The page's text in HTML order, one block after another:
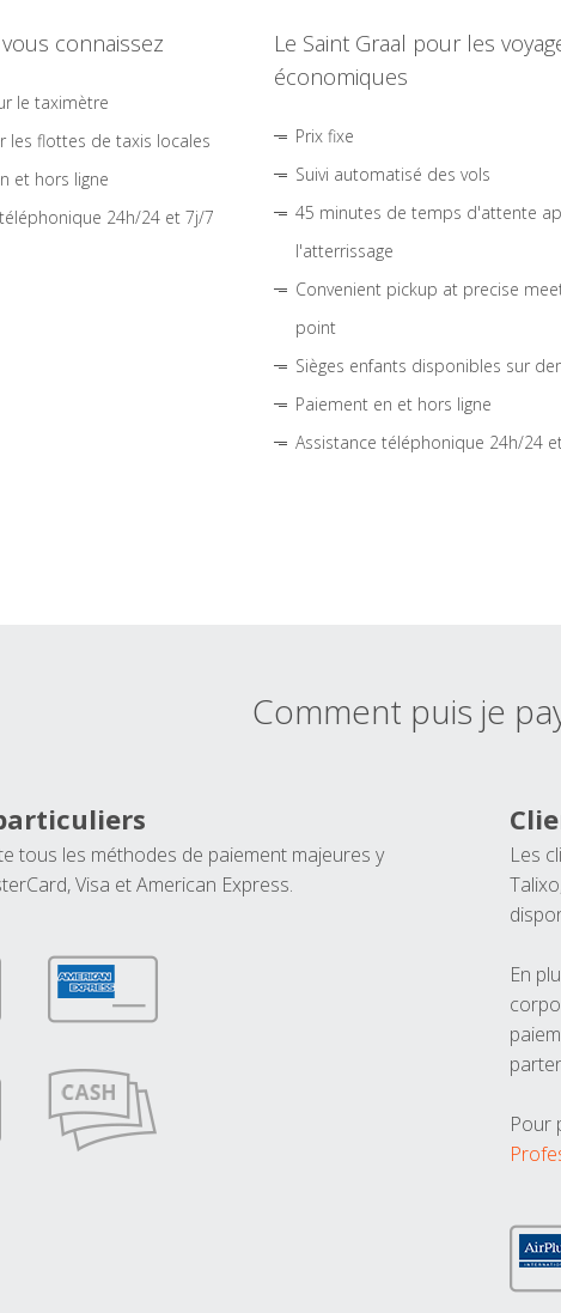
connaissez
le taximètre
les flottes de taxis locales
et hors ligne
24h/24 et 7j/7
Le Saint Graal pour les
économiques
Prix fixe
Suivi automatisé des vols
45 minutes de temps d'attente
l'atterrissage
Convenient pickup at precise
point
Sièges enfants disponibles sur
Paiement en et hors ligne
Assistance téléphonique 24h/24
Comment puis je
tous les méthodes de paiement majeures y
Visa et American Express.
Les
En
Pour